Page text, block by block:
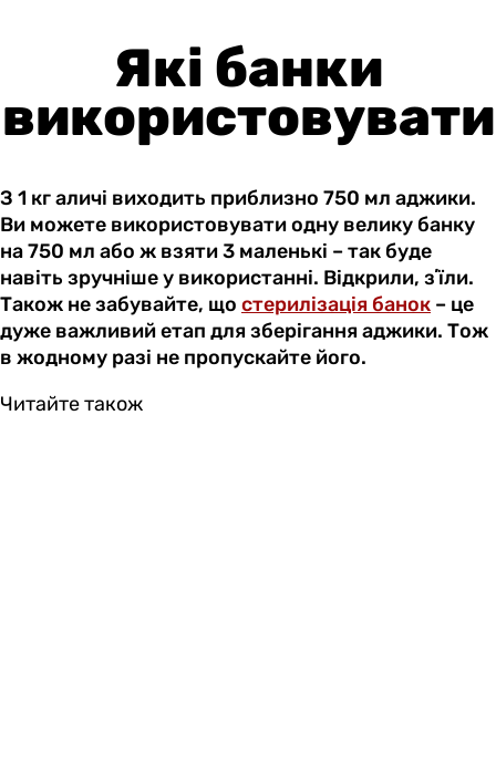
Які банки
використовувати
З 1 кг аличі виходить приблизно 750 мл аджики.
Ви можете використовувати одну велику банку
на 750 мл або ж взяти 3 маленькі – так буде
навіть зручніше у використанні. Відкрили, зʼїли.
Також не забувайте, що стерилізація банок – це
дуже важливий етап для зберігання аджики. Тож
в жодному разі не пропускайте його.
Читайте також